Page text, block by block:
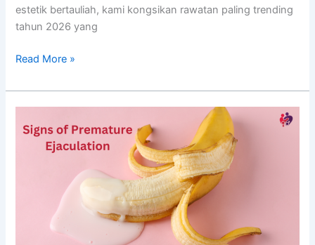
estetik bertauliah, kami kongsikan rawatan paling trending
tahun 2026 yang
Read More »
Elak
Pancut